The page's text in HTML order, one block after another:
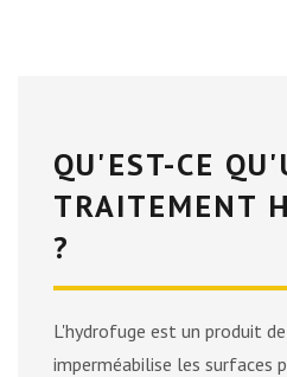
QU'EST-CE
TRAITEMENT
?
L'hydrofuge est un produit
imperméabilise les surfaces